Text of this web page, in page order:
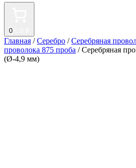
0
Главная /Серебро /Серебряная
проволока 875 проба / Серебряная
(Ø-4,9 мм)